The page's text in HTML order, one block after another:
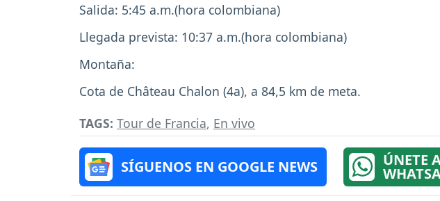
Salida: 5:45 a.m.(hora colombiana)
Llegada prevista: 10:37 a.m.(hora colombiana)
Montaña:
Cota de Château Chalon (4a), a 84,5 km de meta.
TAGS: Tour de Francia, En vivo
SÍGUENOS EN GOOGLE NEWS ÚNETE